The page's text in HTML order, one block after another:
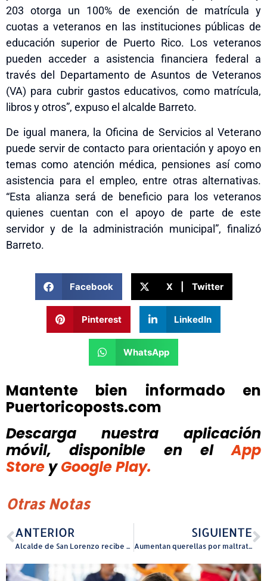
203 otorga un 100% de exención de matrícula y
cuotas a veteranos en las instituciones públicas de
educación superior de Puerto Rico. Los veteranos
pueden acceder a asistencia financiera federal a
través del Departamento de Asuntos de Veteranos
(VA) para cubrir gastos educativos, como matrícula,
libros y otros”, expuso el alcalde Barreto.
De igual manera, la Oficina de Servicios al Veterano
puede servir de contacto para orientación y apoyo en
temas como atención médica, pensiones así como
asistencia para el empleo, entre otras alternativas.
“Esta alianza será de beneficio para los veteranos
quienes cuentan con el apoyo de parte de este
servidor y de la administración municipal”, finalizó
Barreto.
Facebook X | Twitter
Pinterest LinkedIn
WhatsApp
Mantente bien informado en
Puertoricoposts.com
Descarga nuestra aplicación
móvil, disponible
en el
App
Store y Google Play.
Otras Notas
ANTERIOR
Alcalde de San Lorenzo recibe al Secretario de Educación para atender situación de los planteles escolares
SIGUIENTE
Aumentan querellas por maltrato a adultos mayores desde octubre pasado